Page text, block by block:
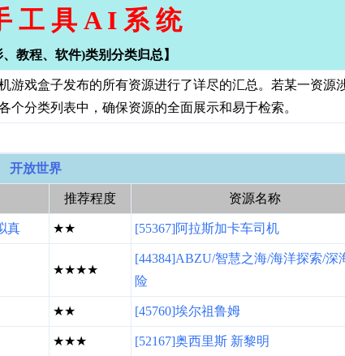
工 具 A I 系 统
教程、软件)类别分类归总】
游戏盒子发布的所有资源进行了详尽的汇总。若某一资源
个分类列表中，确保资源的全面展示和易于检索。
开放世界
推荐程度 资源名称
真 ★★ [55367]阿拉斯加卡车司机
★★★★
[44384]ABZU/智慧之海/海洋探索/深
险
★★ [45760]埃尔祖鲁姆
★★★ [52167]奥西里斯 新黎明